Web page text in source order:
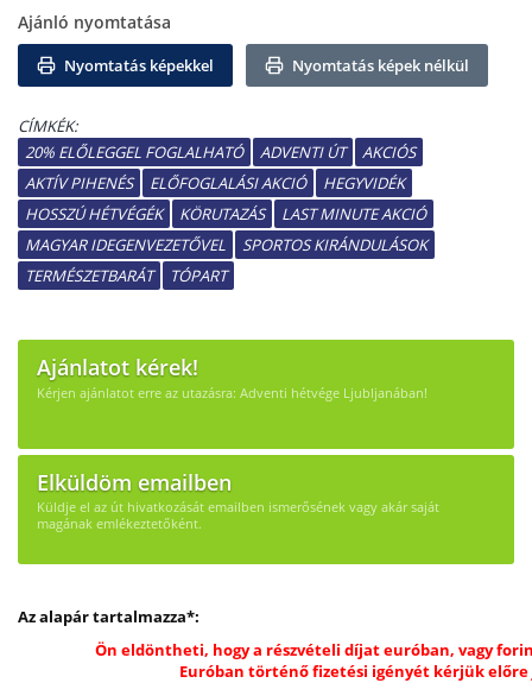
Ajánló nyomtatása
Nyomtatás képekkel Nyomtatás képek nélkül
CÍMKÉK:
20% ELŐLEGGEL FOGLALHATÓ
ADVENTI ÚT
AKCIÓS
AKTÍV PIHENÉS
ELŐFOGLALÁSI AKCIÓ
HEGYVIDÉK
HOSSZÚ HÉTVÉGÉK
KÖRUTAZÁS
LAST MINUTE AKCIÓ
MAGYAR IDEGENVEZETŐVEL
SPORTOS KIRÁNDULÁSOK
TERMÉSZETBARÁT
TÓPART
Ajánlatot kérek!
Kérjen ajánlatot erre az utazásra: Adventi hétvége Ljubljanában!
Elküldöm emailben
Küldje el az út hivatkozását emailben ismerősének vagy akár saját
magának emlékeztetőként.
Az alapár tartalmazza*:
Ön eldöntheti, hogy a részvételi díjat euróban, vagy
Euróban történő fizetési igényét kérjük